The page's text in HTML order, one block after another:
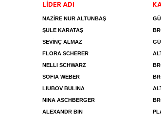
LİDER ADI
NAZİRE NUR ALTUNBAŞ
ŞULE KARATAŞ
SEVİNÇ ALMAZ
FLORA SCHERER
NELLI SCHWARZ
SOFIA WEBER
LIUBOV BULINA
NINA ASCHBERGER
ALEXANDR BIN